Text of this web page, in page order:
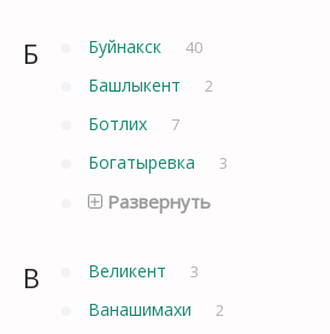
Б Буйнакск 40
Башлыкент 2
Ботлих 7
Богатыревка 3
Развернуть
В Великент 3
Ванашимахи 2